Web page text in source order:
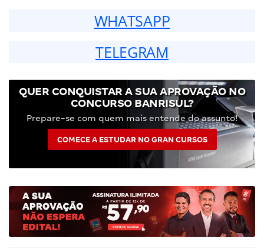
WHATSAPP
TELEGRAM
QUER CONQUISTAR A SUA APROVAÇÃO NO
CONCURSO BANRISUL?
Prepare-se com quem mais entende do assunto!
COMECE A ESTUDAR NO GRAN CURSOS